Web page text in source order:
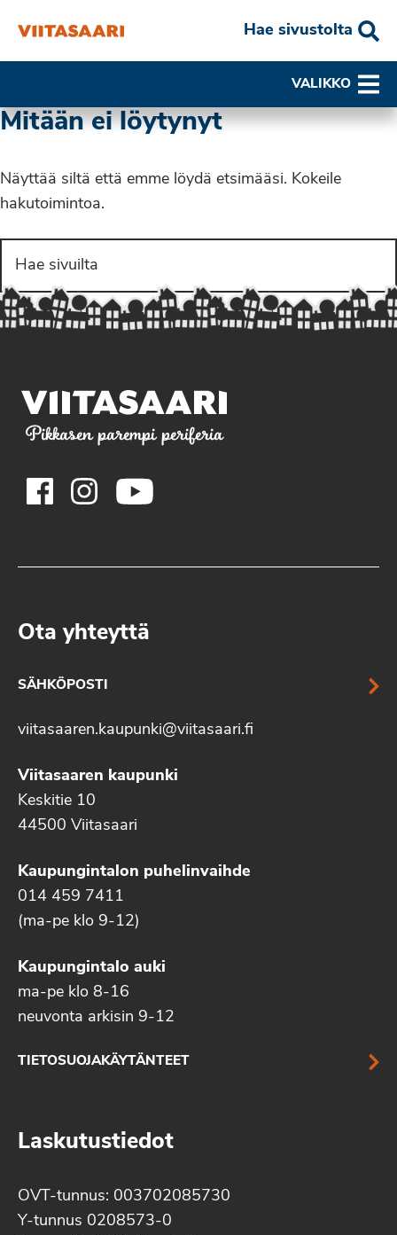
Hae sivustolta
VALIKKO
Mitään ei löytynyt
Näyttää siltä että emme löydä etsimääsi. Kokeile
hakutoimintoa.
Pikkasen parempi periferia
Ota yhteyttä
SÄHKÖPOSTI
viitasaaren.kaupunki@viitasaari.fi
Viitasaaren kaupunki
Keskitie 10
44500 Viitasaari
Kaupungintalon puhelinvaihde
014 459 7411
(ma-pe klo 9-12)
Kaupungintalo auki
ma-pe klo 8-16
neuvonta arkisin 9-12
TIETOSUOJAKÄYTÄNTEET
Laskutustiedot
OVT-tunnus: 003702085730
Y-tunnus 0208573-0